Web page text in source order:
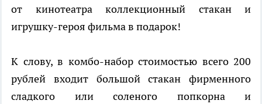
от кинотеатра
коллекционный стакан и
игрушку-героя фильма в подарок!
К слову, в комбо-набор стоимостью всего 200
рублей входит большой стакан фирменного
сладкого или соленого попкорна и